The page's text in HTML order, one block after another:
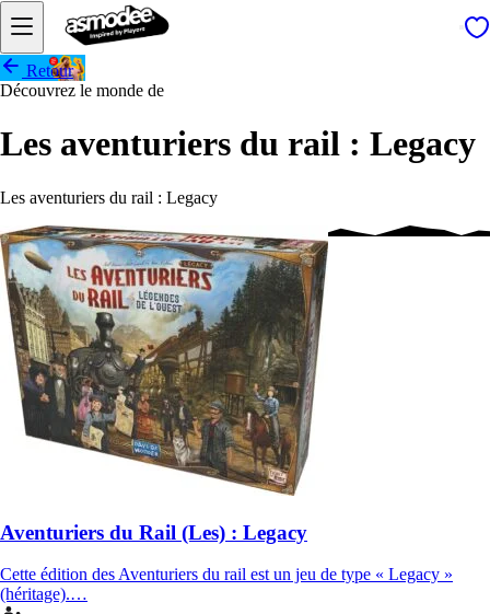
Retour
Découvrez le monde de
Les aventuriers du rail : Legacy
Les aventuriers du rail : Legacy
Aventuriers du Rail (Les) : Legacy
Cette édition des Aventuriers du rail est un jeu de type « Legacy »
(héritage).…